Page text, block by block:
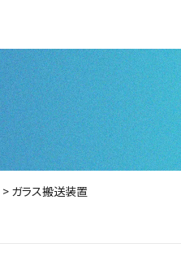
> ガラス搬送装置